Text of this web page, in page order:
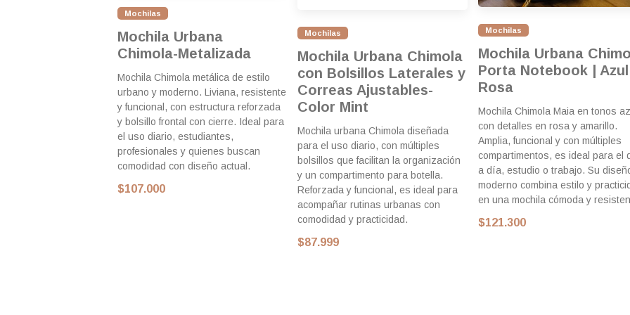
Mochilas
Mochila Urbana
Chimola-Metalizada
Mochila Chimola metálica de estilo
urbano y moderno. Liviana, resistente
y funcional, con estructura reforzada
y bolsillo frontal con cierre. Ideal para
el uso diario, estudiantes,
profesionales y quienes buscan
comodidad con diseño actual.
$107.000
Mochilas
Mochila Urbana Chimola
con Bolsillos Laterales y
Correas Ajustables-
Color Mint
Mochila urbana Chimola diseñada
para el uso diario, con múltiples
bolsillos que facilitan la organización
y un compartimento para botella.
Reforzada y funcional, es ideal para
acompañar rutinas urbanas con
comodidad y practicidad.
$87.999
Mochilas
Mochila Urbana
Porta Notebook |
Rosa
Mochila Chimola Maia en tonos
con detalles en rosa y amarillo.
Amplia, funcional y con múltiples
compartimentos, es ideal para el
a día, estudio o trabajo. Su
moderno combina estilo y
en una mochila cómoda y
$121.300